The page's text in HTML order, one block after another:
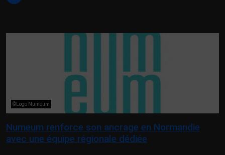
©Logo Numeum
Numeum renforce son ancrage en Normandie
avec une équipe régionale dédiée